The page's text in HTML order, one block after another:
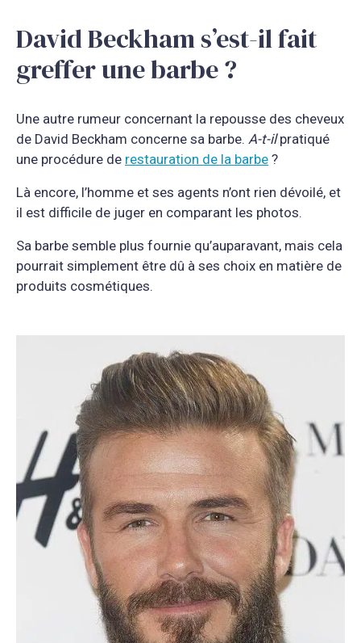
David Beckham s’est-il fait
greffer une barbe ?
Une autre rumeur concernant la repousse des cheveux
de David Beckham concerne sa barbe. A-t-ilpratiqué
une procédure de restauration de la barbe ?
Là encore, l’homme et ses agents n’ont rien dévoilé, et
il est difficile de juger en comparant les photos.
Sa barbe semble plus fournie qu’auparavant, mais cela
pourrait simplement être dû à ses choix en matière de
produits cosmétiques.